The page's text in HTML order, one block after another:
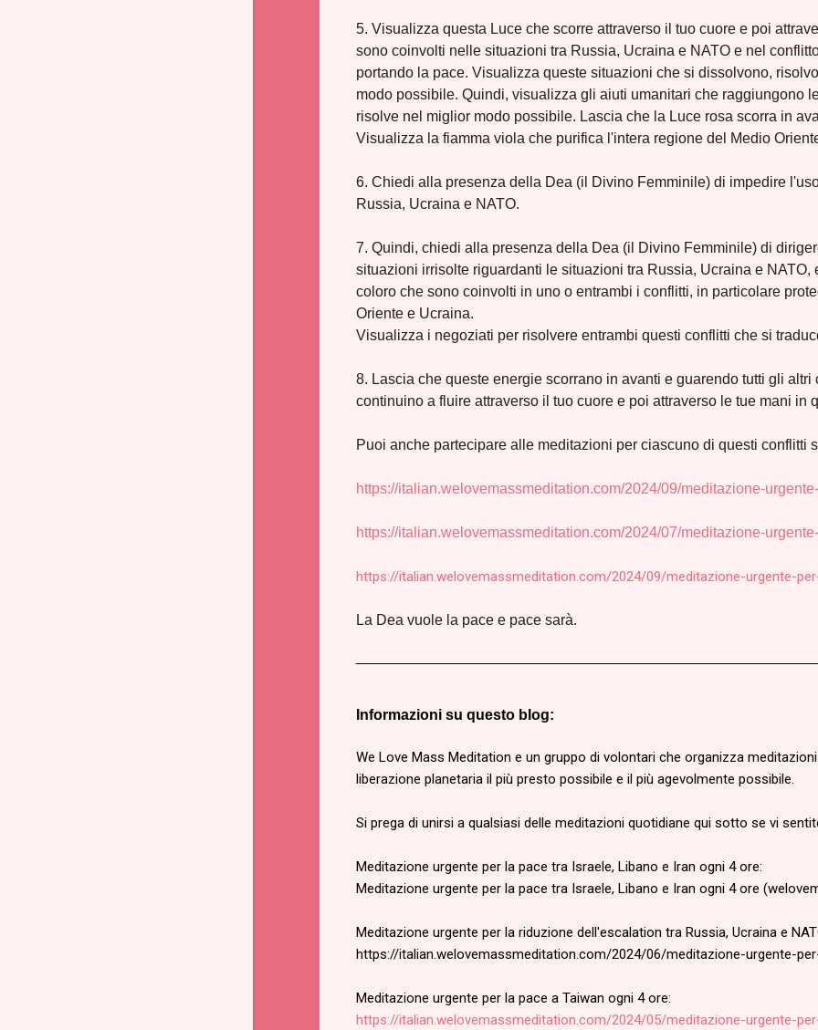
5. Visualizza questa Luce che scorre attraverso il tuo cuore e poi
sono coinvolti nelle situazioni tra Russia, Ucraina e NATO e nel
portando la pace. Visualizza queste situazioni che si dissolvono,
modo possibile. Quindi, visualizza gli aiuti umanitari che raggiungono
risolve nel miglior modo possibile. Lascia che la Luce rosa scorra in
Visualizza la fiamma viola che purifica l'intera regione del Medio
6. Chiedi alla presenza della Dea (il Divino Femminile) di impedire
Russia, Ucraina e NATO.
7. Quindi, chiedi alla presenza della Dea (il Divino Femminile) di
situazioni irrisolte riguardanti le situazioni tra Russia, Ucraina e NATO,
coloro che sono coinvolti in uno o entrambi i conflitti, in particolare
Oriente e Ucraina.
Visualizza i negoziati per risolvere entrambi questi conflitti che si
8. Lascia che queste energie scorrano in avanti e guarendo tutti gli
continuino a fluire attraverso il tuo cuore e poi attraverso le tue mani in
Puoi anche partecipare alle meditazioni per ciascuno di questi conflitti
https://italian.welovemassmeditation.com/2024/09/meditazione-
https://italian.welovemassmeditation.com/2024/07/meditazione-
https://italian.welovemassmeditation.com/2024/09/meditazione-urgente-
La Dea vuole la pace e pace sarà.
Informazioni su questo blog:
We Love Mass Meditation e un gruppo di volontari che organizza
liberazione planetaria il più presto possibile e il più agevolmente possibile.
Si prega di unirsi a qualsiasi delle meditazioni quotidiane qui sotto se vi
Meditazione urgente per la pace tra Israele, Libano e Iran ogni 4 ore:
Meditazione urgente per la pace tra Israele, Libano e Iran ogni 4 ore
Meditazione urgente per la riduzione dell'escalation tra Russia, Ucraina e
https://italian.welovemassmeditation.com/2024/06/meditazione-urgente-
Meditazione urgente per la pace a Taiwan ogni 4 ore:
https://italian.welovemassmeditation.com/2024/05/meditazione-urgente-